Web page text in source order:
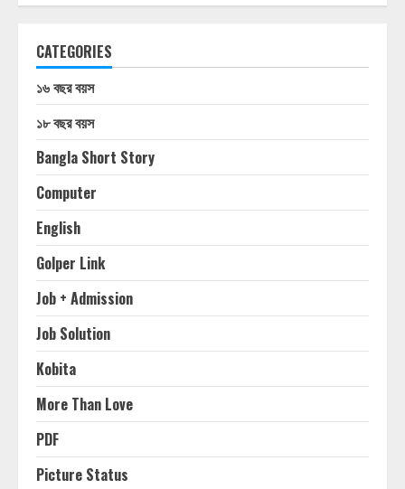
CATEGORIES
১৬ বছর বয়স
১৮ বছর বয়স
Bangla Short Story
Computer
English
Golper Link
Job + Admission
Job Solution
Kobita
More Than Love
PDF
Picture Status